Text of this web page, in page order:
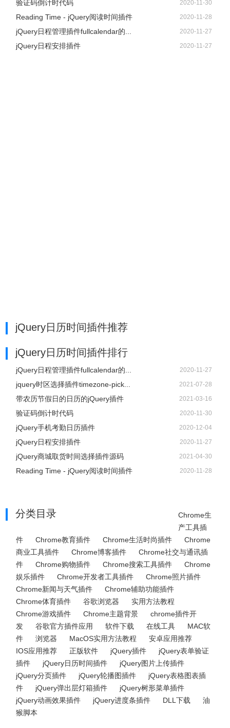
验证码倒计时代码 2020-11-30
Reading Time - jQuery阅读时间插件 2020-11-28
jQuery日程管理插件fullcalendar的... 2020-11-27
jQuery日程安排插件 2020-11-27
jQuery日历时间插件推荐
jQuery日历时间插件排行
jQuery日程管理插件fullcalendar的... 2020-11-27
jquery时区选择插件timezone-pick... 2021-07-28
带农历节假日的日历的jQuery插件 2021-03-16
验证码倒计时代码 2020-11-30
jQuery手机考勤日历插件 2020-12-04
jQuery日程安排插件 2020-11-27
jQuery商城取货时间选择插件源码 2021-04-30
Reading Time - jQuery阅读时间插件 2020-11-28
分类目录
Chrome生
产工具插
件
Chrome教育插件 Chrome生活时尚插件
Chrome
商业工具插件
Chrome博客插件
Chrome社交与通讯插
件
Chrome购物插件 Chrome搜索工具插件
Chrome
娱乐插件
Chrome开发者工具插件
Chrome照片插件
Chrome新闻与天气插件
Chrome辅助功能插件
Chrome体育插件
谷歌浏览器
实用方法教程
Chrome游戏插件
Chrome主题背景
chrome插件开
发
谷歌官方插件应用 软件下载 在线工具
MAC软
件
浏览器 MacOS实用方法教程
安卓应用推荐
IOS应用推荐
正版软件 jQuery插件
jQuery表单验证
插件
jQuery日历时间插件
jQuery图片上传插件
jQuery分页插件
jQuery轮播图插件
jQuery表格图表插
件
jQuery弹出层灯箱插件
jQuery树形菜单插件
jQuery动画效果插件
jQuery进度条插件 DLL下载
油
猴脚本